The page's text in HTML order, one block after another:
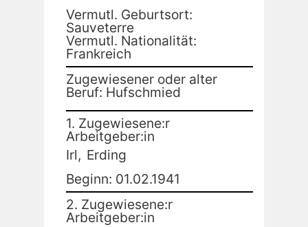
Vermutl. Geburtsort:
Sauveterre
Vermutl. Nationalität:
Frankreich
Zugewiesener oder alter
Beruf: Hufschmied
1. Zugewiesene:r
Arbeitgeber:in
Irl, Erding
Beginn: 01.02.1941
2. Zugewiesene:r
Arbeitgeber:in